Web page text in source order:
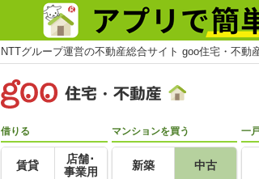
NTTグループ運営の不動産総合サイト goo住宅・不動
借りる
賃貸
店舗･
事業用
マンションを買う
新築 中古
一